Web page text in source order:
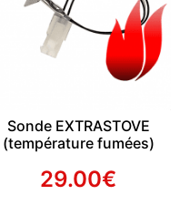
Sonde EXTRASTOVE
(température fumées)
29.00€